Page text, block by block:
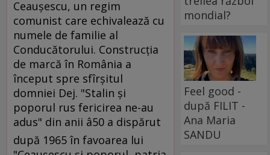
Ceauşescu, un regim
comunist care echivalează cu
numele de familie al
Conducătorului. Construcţia
de marcă în România a
început spre sfîrşitul
domniei Dej. "Stalin şi
poporul rus fericirea ne-au
adus" din anii â50 a dispărut
după 1965 în favoarea lui
mondial?
Feel good -
după FILIT -
Ana Maria
SANDU